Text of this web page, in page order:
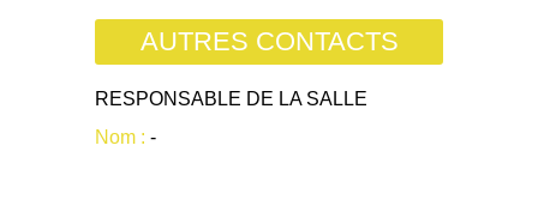
AUTRES CONTACTS
RESPONSABLE DE LA SALLE
Nom : -